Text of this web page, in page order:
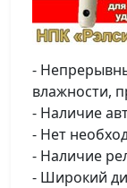
-
влажности,
- Наличие
- Нет
- Наличие
- Широкий